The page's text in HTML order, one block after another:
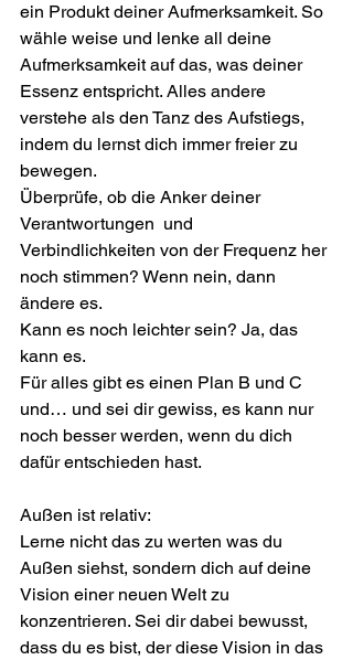
ein Produkt deiner Aufmerksamkeit. So
wähle weise und lenke all deine
Aufmerksamkeit auf das, was deiner
Essenz entspricht. Alles andere
verstehe als den Tanz des Aufstiegs,
indem du lernst dich immer freier zu
bewegen.
Überprüfe, ob die Anker deiner
Verantwortungen  und
Verbindlichkeiten von der Frequenz her
noch stimmen? Wenn nein, dann
ändere es.
Kann es noch leichter sein? Ja, das
kann es.
Für alles gibt es einen Plan B und C
und… und sei dir gewiss, es kann nur
noch besser werden, wenn du dich
dafür entschieden hast.
Außen ist relativ:
Lerne nicht das zu werten was du
Außen siehst, sondern dich auf deine
Vision einer neuen Welt zu
konzentrieren. Sei dir dabei bewusst,
dass du es bist, der diese Vision in das